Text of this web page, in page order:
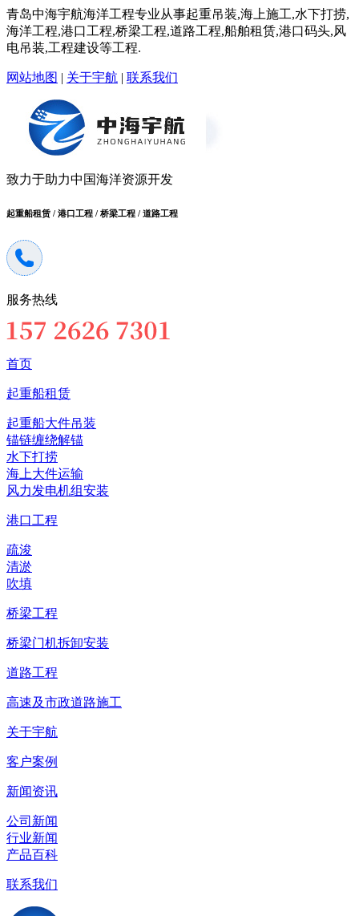
青岛中海宇航海洋工程专业从事起重吊装,海上施工,水下打捞,
海洋工程,港口工程,桥梁工程,道路工程,船舶租赁,港口码头,风
电吊装,工程建设等工程.
网站地图 | 关于宇航 | 联系我们
致力于助力中国海洋资源开发
起重船租赁 / 港口工程 / 桥梁工程 / 道路工程
服务热线
首页
起重船租赁
起重船大件吊装
锚链缠绕解锚
水下打捞
海上大件运输
风力发电机组安装
港口工程
疏浚
清淤
吹填
桥梁工程
桥梁门机拆卸安装
道路工程
高速及市政道路施工
关于宇航
客户案例
新闻资讯
公司新闻
行业新闻
产品百科
联系我们